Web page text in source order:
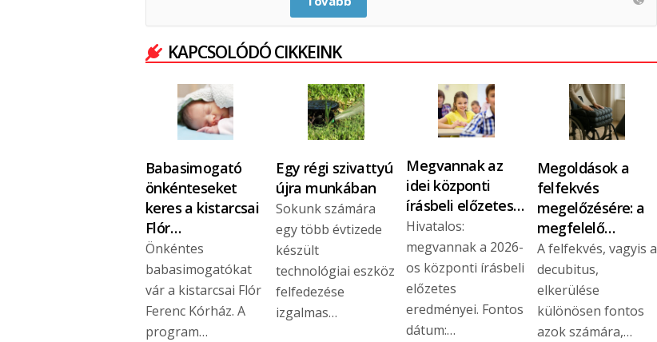
KAPCSOLÓDÓ CIKKEINK
Babasimogató
önkénteseket
keres a kistarcsai
Flór…
Önkéntes
babasimogatókat
vár a kistarcsai Flór
Ferenc Kórház. A
program…
Egy régi szivattyú
újra munkában
Sokunk számára
egy több évtizede
készült
technológiai eszköz
felfedezése
izgalmas…
Megvannak az
idei központi
írásbeli előzetes…
Hivatalos:
megvannak a 2026-
os központi írásbeli
előzetes
eredményei. Fontos
dátum:…
Megoldások a
felfekvés
megelőzésére: a
megfelelő…
A felfekvés, vagyis a
decubitus,
elkerülése
különösen fontos
azok számára,…